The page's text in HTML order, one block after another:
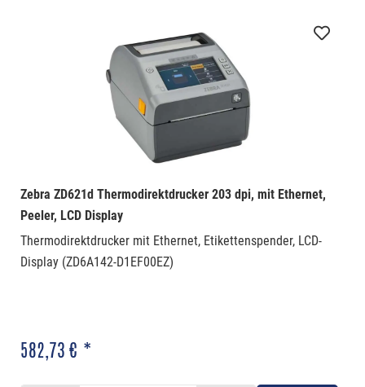
Zebra ZD621d Thermodirektdrucker 203 dpi, mit Ethernet,
Peeler, LCD Display
Thermodirektdrucker mit Ethernet, Etikettenspender, LCD-
Display (ZD6A142-D1EF00EZ)
582,73 € *